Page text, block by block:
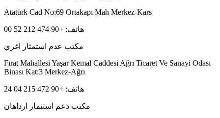
Atatürk Cad No:69 Ortakapı Mah Merkez-Kars
هاتف: +90 474 212 52 00
مكتب عدم استمثار اغري
Fırat Mahallesi Yaşar Kemal Caddesi Ağrı Ticaret Ve Sanayi Odası
Binası Kat:3 Merkez-Ağrı
هاتف: +90 472 215 04 24
مكتب دعم استثمار ارداهان